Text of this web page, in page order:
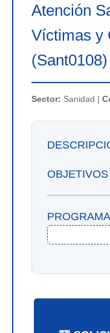
Atención
Víctimas y
(Sant0108)
Sector: Sanidad |
OBJETIVOS